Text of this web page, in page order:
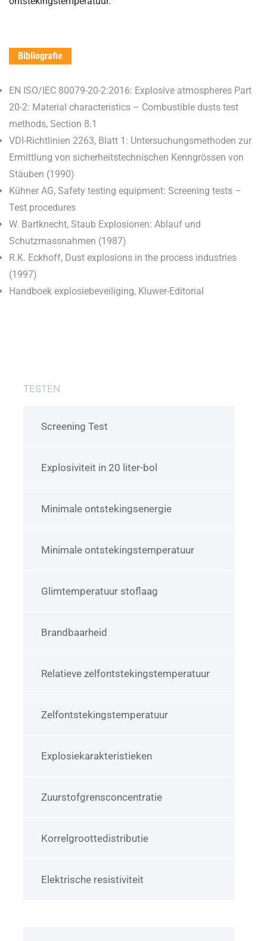
Bibliografie
EN ISO/IEC 80079-20-2:2016: Explosive atmospheres Part
20-2: Material characteristics – Combustible dusts test
methods, Section 8.1
VDI-Richtlinien 2263, Blatt 1: Untersuchungsmethoden zur
Ermittlung von sicherheitstechnischen Kenngrössen von
Stäuben (1990)
Kühner AG, Safety testing equipment: Screening tests –
Test procedures
W. Bartknecht, Staub Explosionen: Ablauf und
Schutzmassnahmen (1987)
R.K. Eckhoff, Dust explosions in the process industries
(1997)
Handboek explosiebeveiliging, Kluwer-Editorial
TESTEN
Screening Test
Explosiviteit in 20 liter-bol
Minimale ontstekingsenergie
Minimale ontstekingstemperatuur
Glimtemperatuur stoflaag
Brandbaarheid
Relatieve zelfontstekingstemperatuur
Zelfontstekingstemperatuur
Explosiekarakteristieken
Zuurstofgrensconcentratie
Korrelgroottedistributie
Elektrische resistiviteit